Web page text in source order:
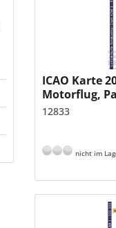
ICAO Karte
Motorflug,
gefalzt,
12833
nicht im